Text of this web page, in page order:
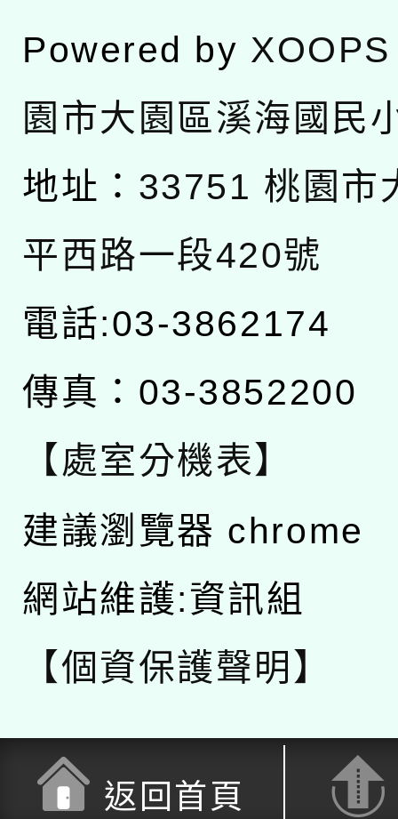
Powered by XOOPS
園市大園區溪海國民
地址： 33751 桃園市
平西路一段420號
電話:03-3862174
傳真：03-3852200
【處室分機表】
建議瀏覽器 chrome
網站維護:資訊組
【個資保護聲明】
返回首頁